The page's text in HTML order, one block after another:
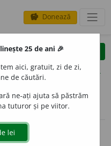
savings Donează
clear
opțiuni
(19)
25 de ani 🎉
aici, gratuit, zi de zi,
de căutări.
ne-ați ajuta să păstrăm
tuturor și pe viitor.